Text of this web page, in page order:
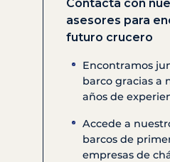
Contacta con
asesores para
futuro crucero
Encontramos
barco gracias a
años de
Accede a
barcos de
empresas de